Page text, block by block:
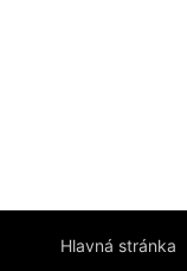
Hlavná stránka